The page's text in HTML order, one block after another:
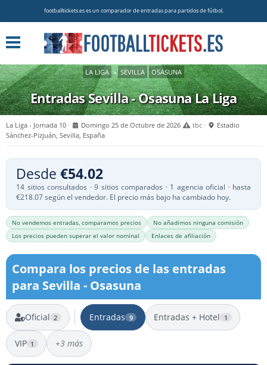
footballtickets.es es un comparador de entradas para partidos de fútbol.
LA LIGA » SEVILLA OSASUNA
Entradas Sevilla - OsasunaLa Liga
La Liga - Jornada 10 Domingo 25 de Octubre de 2026 tbc
Estadio
Sánchez-Pizjuán, Sevilla, España
Desde €54.02
14 sitios consultados · 9 sitios comparados · 1 agencia oficial · hasta
€218.07 según el vendedor. El precio más bajo ha cambiado hoy.
No vendemos entradas, comparamos precios
No añadimos ninguna comisión
Los precios pueden superar el valor nominal
Enlaces de afiliación
Compara los precios de las entradas
para Sevilla - Osasuna
Oficial 2 Entradas 9 Entradas + Hotel 1
VIP 1 +3 más